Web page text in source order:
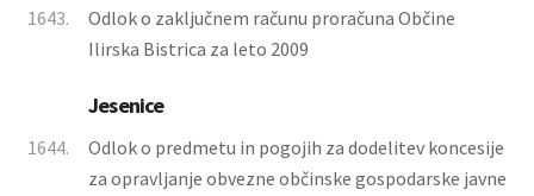
1643.
Odlok o zaključnem računu proračuna Občine
Ilirska Bistrica za leto 2009
Jesenice
1644.
Odlok o predmetu in pogojih za dodelitev koncesije
za opravljanje obvezne občinske gospodarske javne